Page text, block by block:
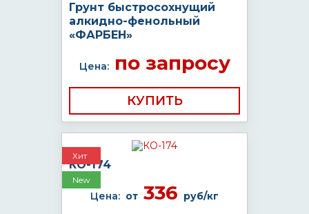
Грунт быстросохнущий
алкидно-фенольный
«ФАРБЕН»
Цена:по запросу
КУПИТЬ
Хит
New
КО-174
Цена: от 336 руб/кг